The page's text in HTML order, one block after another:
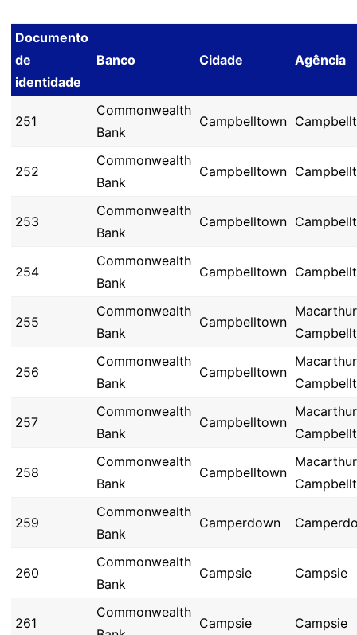
Documento
de
identidade
Banco Cidade Agência
251
Commonwealth
Bank
Campbelltown
252
Commonwealth
Bank
Campbelltown
253
Commonwealth
Bank
Campbelltown
254
Commonwealth
Bank
Campbelltown
255
Commonwealth
Bank
Campbelltown
256
Commonwealth
Bank
Campbelltown
257
Commonwealth
Bank
Campbelltown
258
Commonwealth
Bank
Campbelltown
259
Commonwealth
Bank
Camperdown
260
Commonwealth
Bank
Campsie Campsie
261
Commonwealth
Campsie Campsie